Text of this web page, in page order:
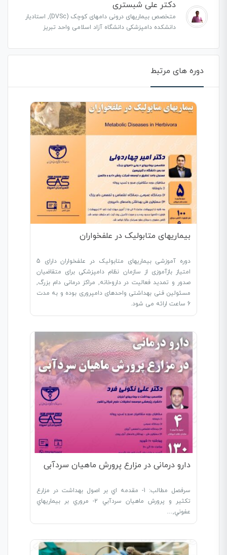
دکتر علی شبستری
متخصص بیماریهای درونی دامهای کوچک (DVSc), استادیار
دانشکده دامپزشکی دانشگاه آزاد اسلامی واحد تبریز
دوره های مرتبط
بیماریهای متابولیک در علفخواران
دوره آموزشی بیماریهای متابولیک در علفخواران دارای 5
امتیاز بازآموزی از سازمان نظام دامپزشکی برای متقاضیان
صدور و تمدید فعالیت در داروخانه, مراکز درمانی دام بزرگ,
مسئولین فنی بهداشتی واحدهای دامپروری بوده و به مدت
6 ساعت ارائه می شود.
دارو درمانی در مزارع پرورش ماهیان سردآبی
سرفصل مطالب: 1- مقدمه اي بر اصول بهداشت در مزارع
تکثير و پرورش ماهيان سردآبي 2- مروري بر بيماريهاي
عفوني,…